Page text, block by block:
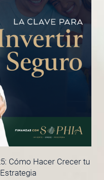
Cómo Hacer Crecer tu